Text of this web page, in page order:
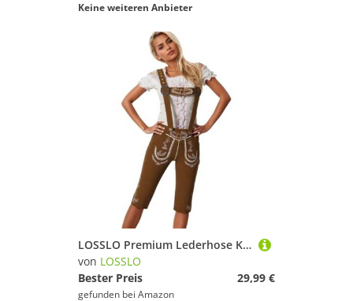
Keine weiteren Anbieter
LOSSLO Premium Lederhose Kurz für Damen Leder Trachtenhose mit Träger Trachten Couture Bayerische Oktoberfest Traditionelle Echthosen RobustGr. 36-44
von LOSSLO
Bester Preis
29,99 €
gefunden bei Amazon